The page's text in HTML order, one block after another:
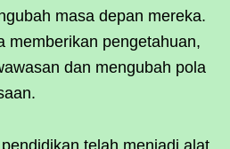
masa depan mereka.
memberikan pengetahuan,
dan mengubah pola
telah menjadi alat